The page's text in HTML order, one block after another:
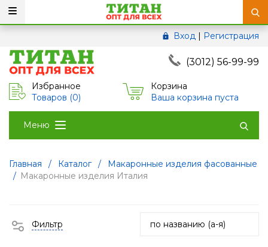
Вход | Регистрация
(3012) 56-99-99
Избранное
Товаров (0)
Корзина
Ваша корзина пуста
Меню
Главная / Каталог /
Макаронные изделия фасованные
/ Макаронные изделия Италия
Фильтр